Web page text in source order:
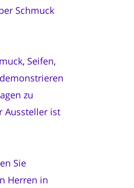
Schmuck
Seifen,
zu
Aussteller ist
Sie
Herren in